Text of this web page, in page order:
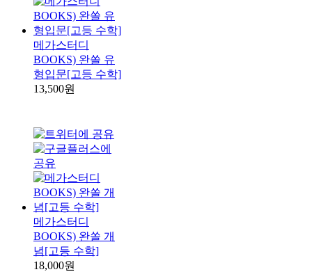
메가스터디
BOOKS) 완쏠 유
형입문[고등 수학]
13,500원
메가스터디
BOOKS) 완쏠 개
념[고등 수학]
18,000원